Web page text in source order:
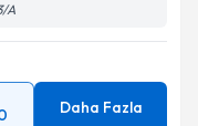
A
Daha Fazla